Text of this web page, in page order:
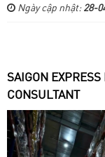
Ngày cập nhật:28-
SAIGON
CONSULTANT